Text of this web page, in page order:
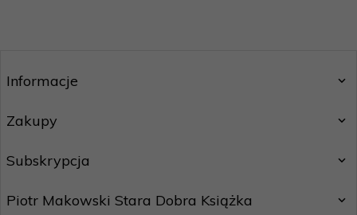
Informacje
Zakupy
Subskrypcja
Piotr Makowski Stara Dobra Książka